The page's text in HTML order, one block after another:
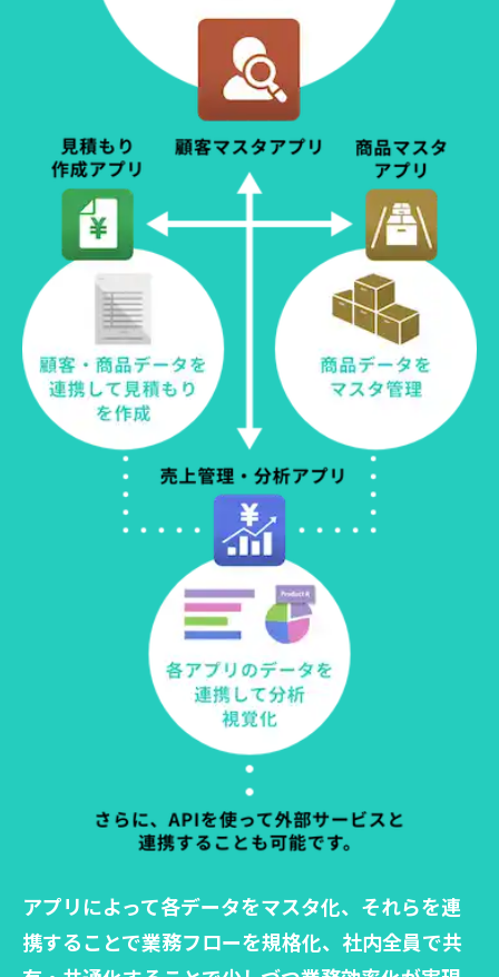
アプリによって各データをマスタ化、 それらを連
携することで業務フローを規格化、 社内全員で共